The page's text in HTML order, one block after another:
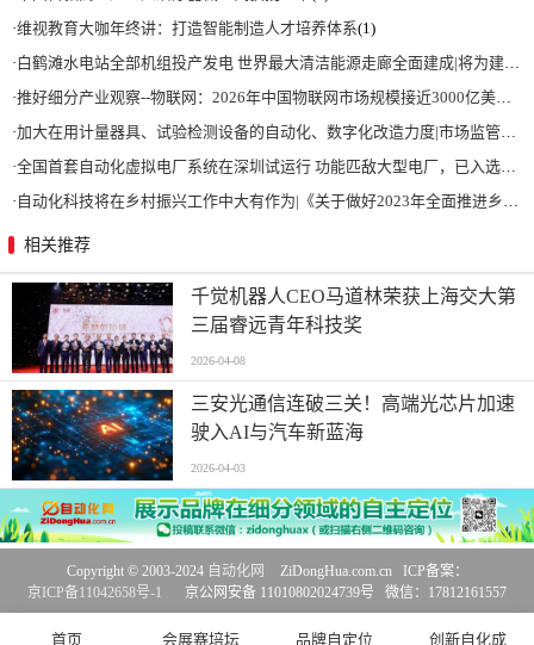
·维视教育大咖年终讲：打造智能制造人才培养体系(1)
·白鹤滩水电站全部机组投产发电 世界最大清洁能源走廊全面建成|将为建设新型能源体系、保障国家能源安全、实现“双碳”目标提供有力支撑
·推好细分产业观察--物联网：2026年中国物联网市场规模接近3000亿美元 智慧工厂、智慧城市、智慧电网等将占60%以上
·加大在用计量器具、试验检测设备的自动化、数字化改造力度|市场监管总局 工业和信息化部 关于促进企业计量能力提升的指导意见
·全国首套自动化虚拟电厂系统在深圳试运行 功能匹敌大型电厂，已入选国际典型案例
· 自动化科技将在乡村振兴工作中大有作为|《关于做好2023年全面推进乡村振兴重点工作的意见》发布
相关推荐
千觉机器人CEO马道林荣获上海交大第
三届睿远青年科技奖
2026-04-08
三安光通信连破三关！高端光芯片加速
驶入AI与汽车新蓝海
2026-04-03
首页 会展赛培坛 品牌自定位 创新自化成
Copyright © 2003-2024 自动化网
ZiDongHua.com.cn ICP备案：
京ICP备11042658号-1
京公网安备 11010802024739号 微信：17812161557